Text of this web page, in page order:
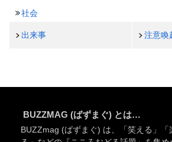
社会
出来事 注意喚
BUZZMAG (ばずまぐ) とは…
BUZZmag (ばずまぐ) は、「笑える」「